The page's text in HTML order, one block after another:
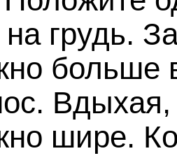
грудь.
больше
шире.